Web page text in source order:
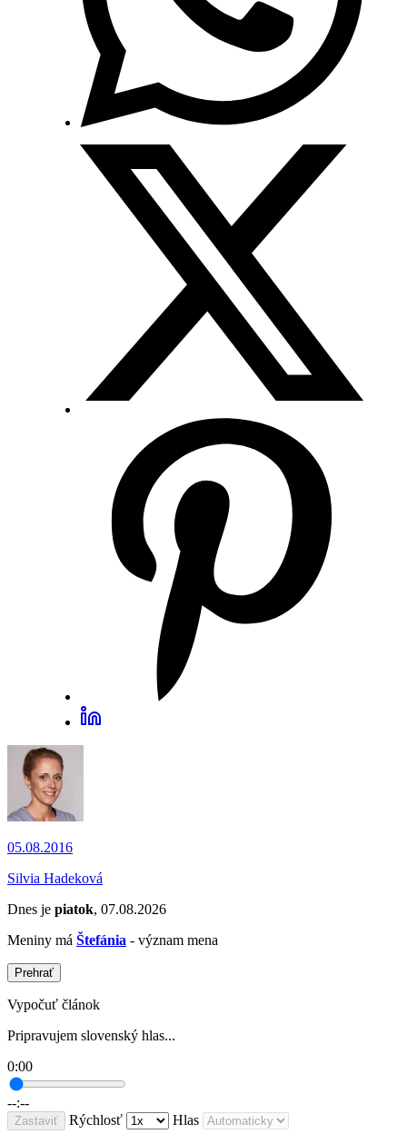
05.08.2016
Silvia Hadeková
Dnes je piatok, 07.08.2026
Meniny má Štefánia - význam mena
Prehrať
Vypočuť článok
Pripravujem slovenský hlas...
0:00
--:--
Zastaviť Rýchlosť Hlas